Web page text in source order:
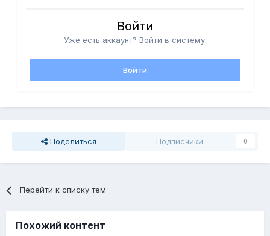
Войти
Уже есть аккаунт? Войти в систему.
Войти
Поделиться Подписчики 0
Перейти к списку тем
Похожий контент